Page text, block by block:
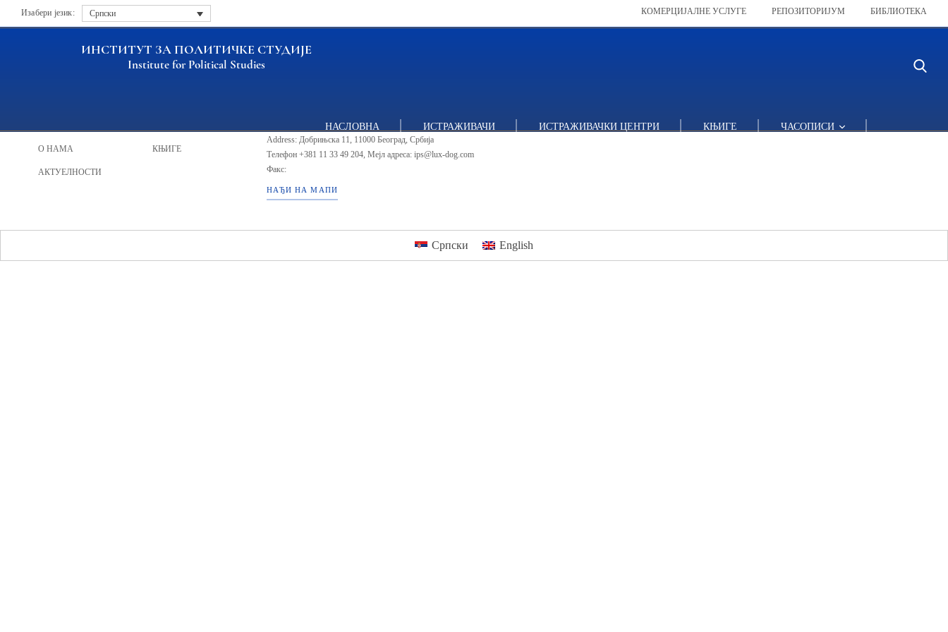
Изабери језик: Српски КОМЕРЦИЈАЛНЕ УСЛУГЕ РЕПОЗИТОРИЈУМ БИБЛИОТЕКА
ИНСТИТУТ ЗА ПОЛИТИЧКЕ СТУДИЈЕ
Institute for Political Studies
НАСЛОВНА ИСТРАЖИВАЧИ ИСТРАЖИВАЧКИ ЦЕНТРИ КЊИГЕ ЧАСОПИСИ
О НАМА
АКТУЕЛНОСТИ
КЊИГЕ
ИПС - Институт за политичке студије
Address: Добрињска 11, 11000 Београд, Србија
Телефон +381 11 33 49 204, Мејл адреса: ips@lux-dog.com
Факс:
НАЂИ НА МАПИ
Српски English